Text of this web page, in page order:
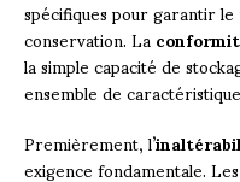
spécifiques pour garantir
conservation. La
la simple capacité de
ensemble de
Premièrement, l’
exigence fondamentale.